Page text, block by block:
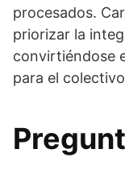
procesados.
priorizar la
convirtiéndose
para el